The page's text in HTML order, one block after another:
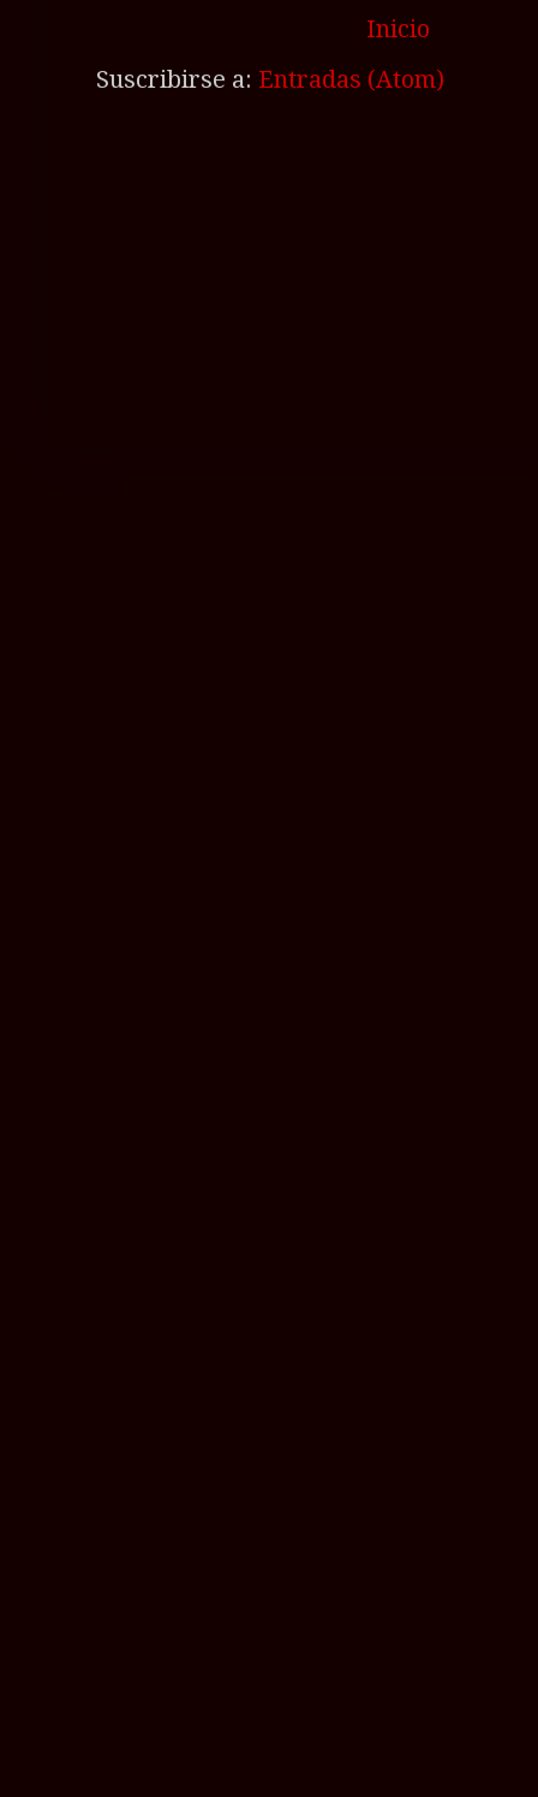
Inicio
Suscribirse a: Entradas (Atom)